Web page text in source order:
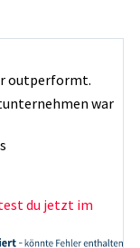
outperformt.
war
du jetzt im